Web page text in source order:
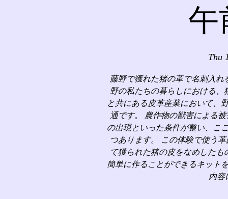
午
Thu
藤野で獲れた猪の革で名刺入
野の私たちの暮らしにおける
と共にある皮革産業において、
通です。 農作物の獣害による
の出現といった条件が整い、こ
つあります。 この体験で使う
て獲られた猪の皮をなめした
簡単に作ることができるキット
内容